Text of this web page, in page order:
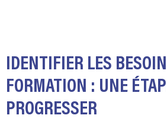
IDENTIFIER LES
FORMATION : UNE
PROGRESSER